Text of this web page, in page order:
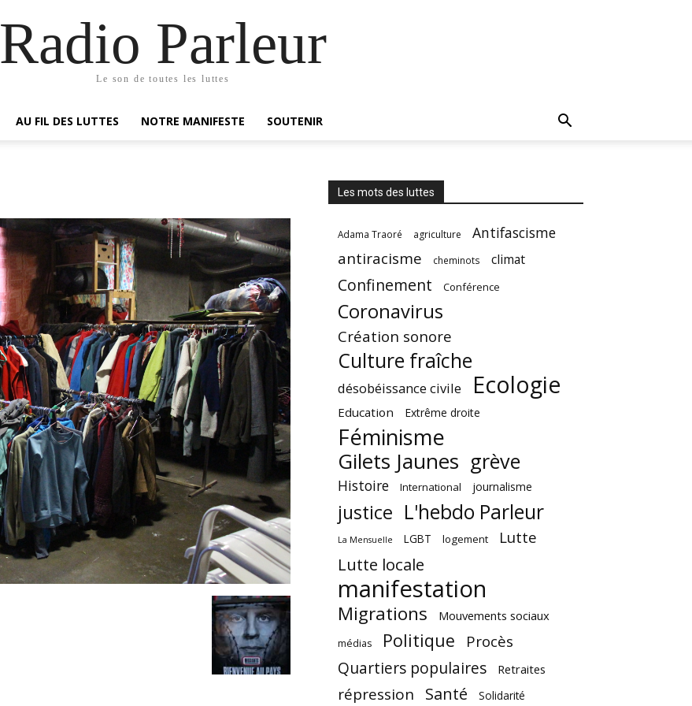
Radio Parleur
Le son de toutes les luttes
AU FIL DES LUTTES NOTRE MANIFESTE SOUTENIR
Les mots des luttes
Adama Traoré agriculture Antifascisme
antiracisme cheminots climat
Confinement Conférence
Coronavirus
Création sonore
Culture fraîche
désobéissance civile Ecologie
Education Extrême droite
Féminisme
Gilets Jaunes grève
Histoire International journalisme
justice L'hebdo Parleur
La Mensuelle LGBT logement Lutte
Lutte locale
manifestation
Migrations Mouvements sociaux
médias Politique Procès
Quartiers populaires Retraites
répression Santé Solidarité